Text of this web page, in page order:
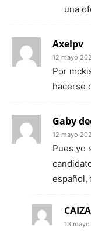
una
Axelpv
12 mayo
Por
hacerse
Gaby
12 mayo
Pues yo
español,
CAIZA
13